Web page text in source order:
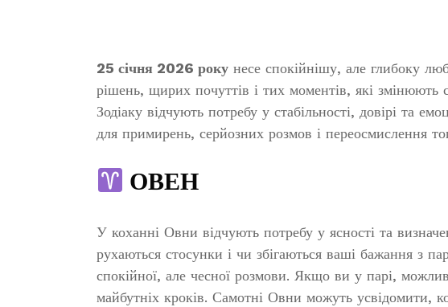
25 січня 2026 року несе спокійнішу, але глибоку
рішень, щирих почуттів і тих моментів, які змінюють
Зодіаку відчують потребу у стабільності, довірі та
для примирень, серйозних розмов і переосмислення
ОВЕН
У коханні Овни відчують потребу у ясності та
рухаються стосунки і чи збігаються ваші бажання з
спокійної, але чесної розмови. Якщо ви у парі,
майбутніх кроків. Самотні Овни можуть усвідомити,